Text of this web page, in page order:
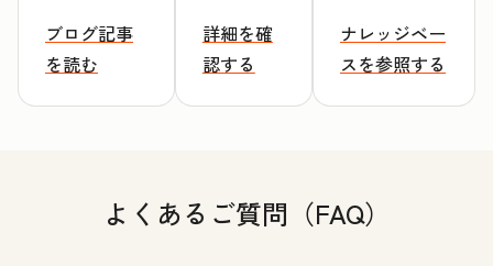
ブログ記事
を読む
詳細を確
認する
ナレッジベー
スを参照する
よくあるご質問（FAQ）